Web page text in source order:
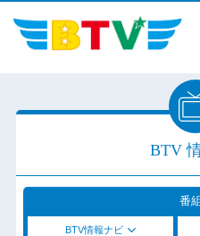
BTV
番
BTV情報ナビ